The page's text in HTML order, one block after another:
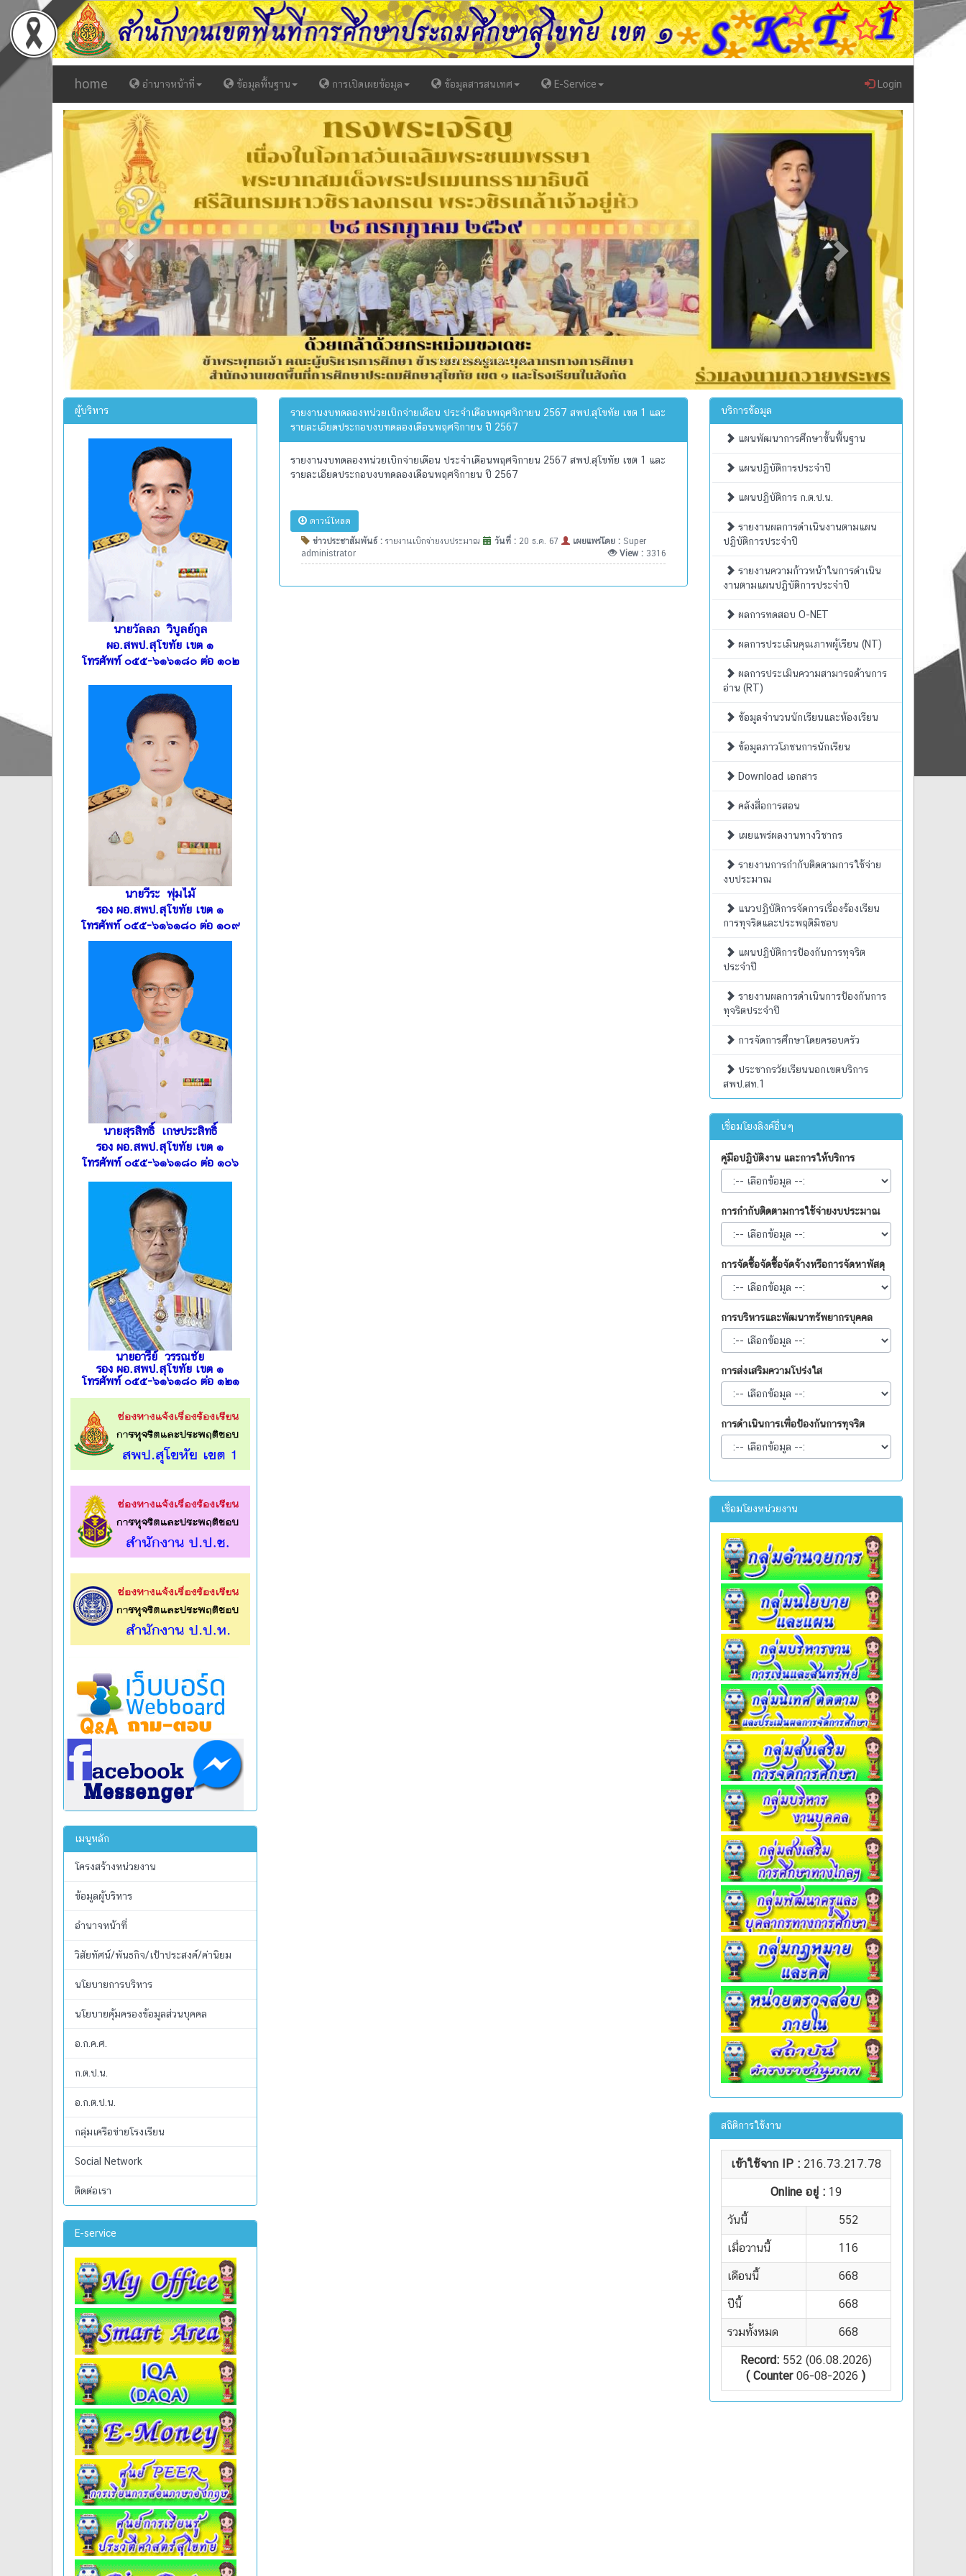
home อำนาจหน้าที่ ข้อมูลพื้นฐาน การเปิดเผยข้อมูล ข้อมูลสารสนเทศ E-Service Login
Previous Next
ผู้บริหาร
นายวัลลภ วิบูลย์กูล
ผอ.สพป.สุโขทัย เขต ๑
โทรศัพท์ ๐๕๕-๖๑๖๑๘๐ ต่อ ๑๐๒
นายวีระ พุ่มไม้
รอง ผอ.สพป.สุโขทัย เขต ๑
โทรศัพท์ ๐๕๕-๖๑๖๑๘๐ ต่อ ๑๐๙
นายสุรสิทธิ์ เกษประสิทธิ์
รอง ผอ.สพป.สุโขทัย เขต ๑
โทรศัพท์ ๐๕๕-๖๑๖๑๘๐ ต่อ ๑๐๖
นายอารีย์ วรรณชัย
รอง ผอ.สพป.สุโขทัย เขต ๑
โทรศัพท์ ๐๕๕-๖๑๖๑๘๐ ต่อ ๑๒๑
เมนูหลัก
โครงสร้างหน่วยงาน
ข้อมูลผู้บริหาร
อำนาจหน้าที่
วิสัยทัศน์/พันธกิจ/เป้าประสงค์/ค่านิยม
นโยบายการบริหาร
นโยบายคุ้มครองข้อมูลส่วนบุคคล
อ.ก.ค.ศ.
ก.ต.ป.น.
อ.ก.ต.ป.น.
กลุ่มเครือข่ายโรงเรียน
Social Network
ติดต่อเรา
E-service
รายงานงบทดลองหน่วยเบิกจ่ายเดือน ประจำเดือนพฤศจิกายน 2567 สพป.สุโขทัย เขต 1 และ
รายละเอียดประกอบงบทดลองเดือนพฤศจิกายน ปี 2567
รายงานงบทดลองหน่วยเบิกจ่ายเดือน ประจำเดือนพฤศจิกายน 2567 สพป.สุโขทัย เขต 1 และ
รายละเอียดประกอบงบทดลองเดือนพฤศจิกายน ปี 2567
ดาวน์โหลด
ข่าวประชาสัมพันธ์ : รายงานเบิกจ่ายงบประมาณ วันที่ : 20 ธ.ค. 67 เผยแพร่โดย : Super
administrator
View : 3316
บริการข้อมูล
แผนพัฒนาการศึกษาขั้นพื้นฐาน
แผนปฏิบัติการประจำปี
แผนปฏิบัติการ ก.ต.ป.น.
รายงานผลการดำเนินงานตามแผน
ปฏิบัติการประจำปี
รายงานความก้าวหน้าในการดำเนิน
งานตามแผนปฏิบัติการประจำปี
ผลการทดสอบ O-NET
ผลการประเมินคุณภาพผู้เรียน (NT)
ผลการประเมินความสามารถด้านการ
อ่าน (RT)
ข้อมูลจำนวนนักเรียนและห้องเรียน
ข้อมูลภาวโภชนการนักเรียน
Download เอกสาร
คลังสื่อการสอน
เผยแพร่ผลงานทางวิชากร
รายงานการกำกับติดตามการใช้จ่าย
งบประมาณ
แนวปฏิบัติการจัดการเรื่องร้องเรียน
การทุจริตและประพฤติมิชอบ
แผนปฏิบัติการป้องกันการทุจริต
ประจำปี
รายงานผลการดำเนินการป้องกันการ
ทุจริตประจำปี
การจัดการศึกษาโดยครอบครัว
ประชากรวัยเรียนนอกเขตบริการ
สพป.สท.1
เชื่อมโยงลิงค์อื่นๆ
คู่มือปฏิบัติงาน และการให้บริการ
การกำกับติดตามการใช้จ่ายงบประมาณ
การจัดซื้อจัดซื้อจัดจ้างหรือการจัดหาพัสดุ
การบริหารและพัฒนาทรัพยากรบุคคล
การส่งเสริมความโปร่งใส
การดำเนินการเพื่อป้องกันการทุจริต
เชื่อมโยงหน่วยงาน
สถิติการใช้งาน
เข้าใช้จาก IP : 216.73.217.78
Online อยู่ : 19
วันนี้ 552
เมื่อวานนี้ 116
เดือนนี้ 668
ปีนี้ 668
รวมทั้งหมด 668
Record:552 (06.08.2026)
( Counter06-08-2026 )